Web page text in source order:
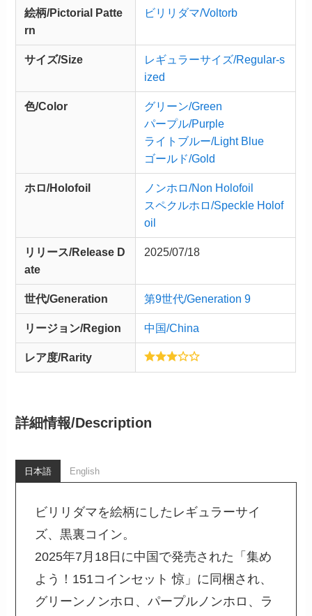
絵柄/Pictorial Patte
rn
ビリリダマ/Voltorb
サイズ/Size
レギュラーサイズ/Regular-s
ized
色/Color
グリーン/Green
パープル/Purple
ライトブルー/Light Blue
ゴールド/Gold
ホロ/Holofoil
ノンホロ/Non Holofoil
スペクルホロ/Speckle Holof
oil
リリース/Release D
ate
2025/07/18
世代/Generation 第9世代/Generation 9
リージョン/Region 中国/China
レア度/Rarity
詳細情報/Description
日本語 English
ビリリダマを絵柄にしたレギュラーサイ
ズ、黒裏コイン。
2025年7月18日に中国で発売された「集め
よう！151コインセット 惊」に同梱され、
グリーンノンホロ、パープルノンホロ、ラ